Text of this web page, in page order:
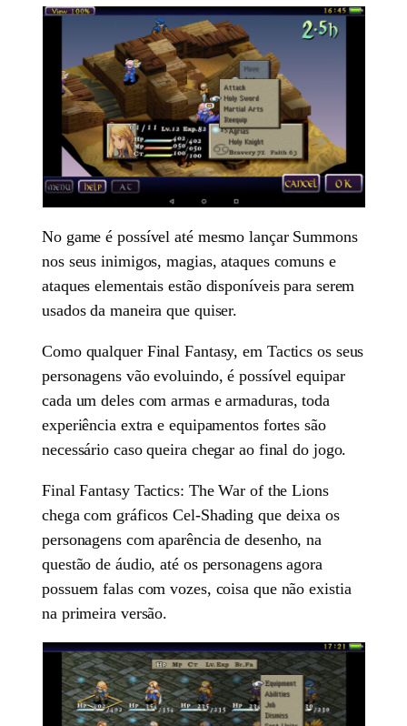
No game é possível até mesmo lançar Summons
nos seus inimigos, magias, ataques comuns e
ataques elementais estão disponíveis para serem
usados da maneira que quiser.
Como qualquer Final Fantasy, em Tactics os seus
personagens vão evoluindo, é possível equipar
cada um deles com armas e armaduras, toda
experiência extra e equipamentos fortes são
necessário caso queira chegar ao final do jogo.
Final Fantasy Tactics: The War of the Lions
chega com gráficos Cel-Shading que deixa os
personagens com aparência de desenho, na
questão de áudio, até os personagens agora
possuem falas com vozes, coisa que não existia
na primeira versão.